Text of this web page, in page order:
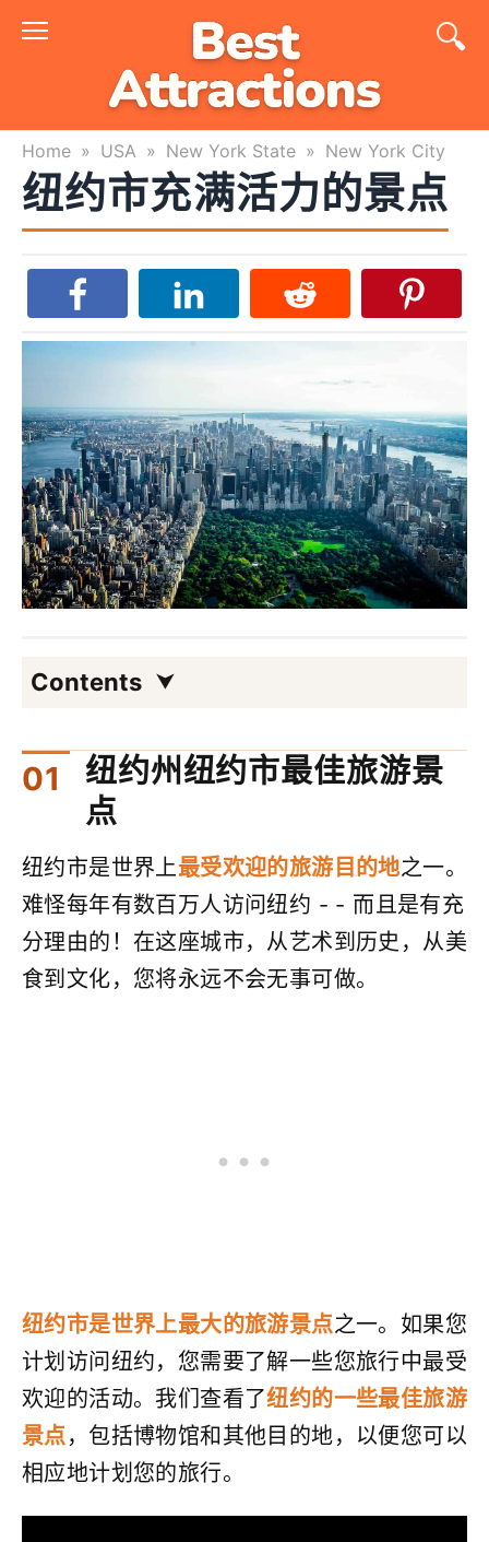
Skip
Home » USA » New York State » New York City
纽约市充满活力的景点
Contents
纽约州纽约市最佳旅游景
点
纽约市是世界上最受欢迎的旅游目的地之一。
难怪每年有数百万人访问纽约 - - 而且是有充
分理由的！在这座城市，从艺术到历史，从美
食到文化，您将永远不会无事可做。
纽约市是世界上最大的旅游景点之一。如果您
计划访问纽约，您需要了解一些您旅行中最受
欢迎的活动。我们查看了纽约的一些最佳旅游
景点，包括博物馆和其他目的地，以便您可以
相应地计划您的旅行。